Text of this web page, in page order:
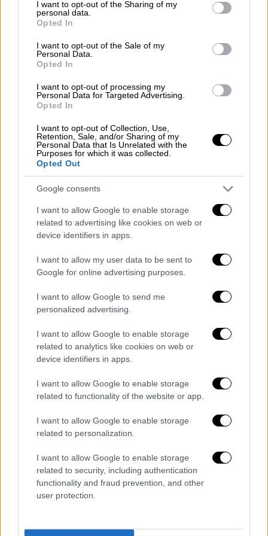
not limited to your visit or usage behaviour. You may click to
grant or deny consent to Google and its third-party tags to
use your data for below specified purposes in below Google
consent section.
I want to opt-out of the Sharing of my
personal data.
Opted In
I want to opt-out of the Sale of my
Personal Data.
Opted In
I want to opt-out of processing my
Personal Data for Targeted Advertising.
Opted In
I want to opt-out of Collection, Use,
Retention, Sale, and/or Sharing of my
Personal Data that Is Unrelated with the
Purposes for which it was collected.
Opted Out
Google consents
I want to allow Google to enable storage
related to advertising like cookies on web or
device identifiers in apps.
I want to allow my user data to be sent to
Google for online advertising purposes.
I want to allow Google to send me
personalized advertising.
I want to allow Google to enable storage
related to analytics like cookies on web or
device identifiers in apps.
I want to allow Google to enable storage
related to functionality of the website or app.
I want to allow Google to enable storage
related to personalization.
I want to allow Google to enable storage
related to security, including authentication
functionality and fraud prevention, and other
user protection.
Το δεύτερο ψήφισμα καλεί γιατρούς που
είναι παρόντες κατά τη διάρκεια αμβλώσεων
«σώζεται» αν είναι δυνατόν το έμβρυο.
προγραμματισμούPlanned Parenthood
επέκρινε έντονα το κείμενο αυτό, στο οποίο
δεν βλέπει «τίποτε άλλο παρά στρατηγική
χειραγώγησης μέσω του φόβου» και
προσπάθεια «να στιγματιστεί η άμβλωση».
Η μεγάλη πλειοψηφία των Δημοκρατικών
τάχθηκε εναντίον των ψηφισμάτων, με τον
επικεφαλής τους στο σώμα, τον Χακίμ
Τζέφρις, να τονίζει πως η απόφαση για το
εάν θα γίνει άμβλωση ή όχι πρέπει να
λαμβάνεται από την γυναίκα, την οικογένειά
της και γιατρούς, κανέναν άλλο.
Τα δύο κείμενα δεν έχουν παρά
συμβολική
: δεν υπάρχει περίπτωση να περάσουν
από τη Γερουσία, όπου τον έλεγχο
διατήρησαν οι Δημοκρατικοί, ή να
υπογραφτούν από τον πρόεδρο Τζο
Η επίθεση τωνΡεπουμπλικάνωνεναντίον
του δικαιώματος στην άμβλωση ίσως
αποδεχθεί δίκοπο μαχαίρι: στην
πλειονότητά τους, οι Αμερικανοί —ακόμη και
όσοι ζουν σε κατεξοχήν συντηρητικές
πολιτείες— τάσσονται υπέρ της προστασίας